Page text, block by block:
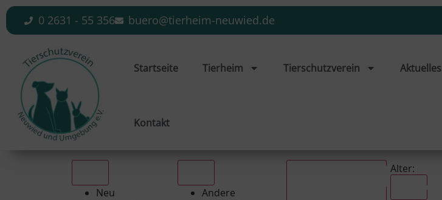
0 2631 - 55 356 buero@tierheim-neuwied.de
Startseite Tierheim Tierschutzverein Aktuelles
Kontakt
Neu
Andere
Alter: